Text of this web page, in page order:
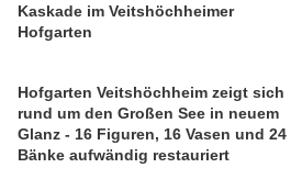
Kaskade im Veitshöchheimer
Hofgarten
Hofgarten Veitshöchheim zeigt sich
rund um den Großen See in neuem
Glanz - 16 Figuren, 16 Vasen und 24
Bänke aufwändig restauriert